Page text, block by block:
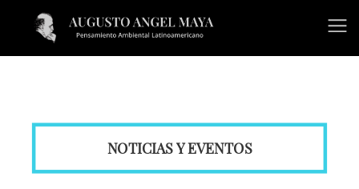
NOTICIAS Y EVENTOS